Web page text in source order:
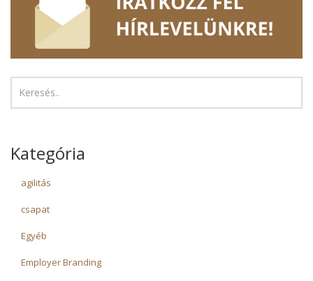
Kategória
agilitás
csapat
Egyéb
Employer Branding